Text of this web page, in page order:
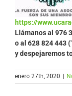
https://
Llámanos al 976
o al 628 824 443
y despejaremos
enero 27th, 2020